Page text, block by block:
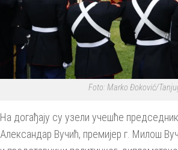
Foto: Marko Đoković/
На догађају су узели учешће
Александар Вучић, премијер г. Милош